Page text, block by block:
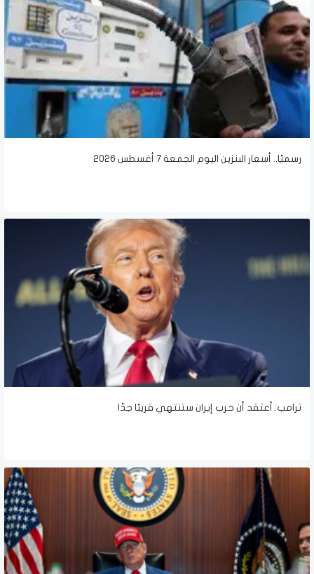
رسميًا.. أسعار البنزين اليوم الجمعة 7 أغسطس 2026
ترامب: أعتقد أن حرب إيران ستنتهي قريبًا جدًا